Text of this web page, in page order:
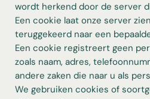
wordt herkend door de server
Een cookie laat onze server
teruggekeerd naar een
Een cookie registreert geen
zoals naam, adres,
andere zaken die naar u als
We gebruiken cookies of